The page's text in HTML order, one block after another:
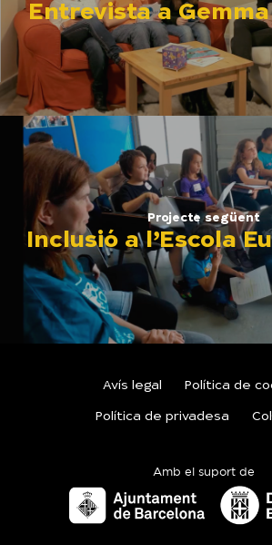
Entrevista a
Projecte següent
Inclusió a l’Escola
Avís legal Política de
Política de privadesa
Amb el suport de